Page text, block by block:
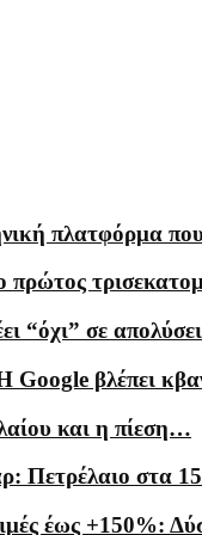
πλατφόρμα
πρώτος
“όχι” σε
Google βλέπει
και η πίεση…
Πετρέλαιο στα
έως +150%: